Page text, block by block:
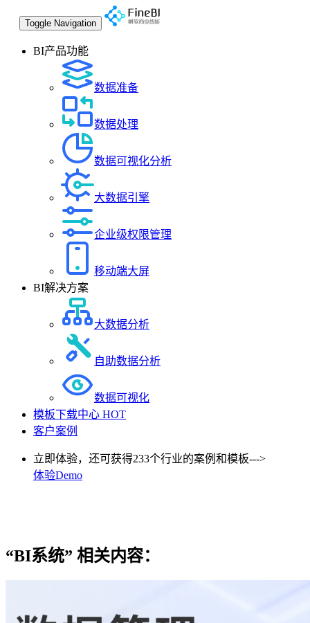
Toggle Navigation
BI产品功能
数据准备
数据处理
数据可视化分析
大数据引擎
企业级权限管理
移动端大屏
BI解决方案
大数据分析
自助数据分析
数据可视化
模板下载中心 HOT
客户案例
立即体验，还可获得233个行业的案例和模板--->
体验Demo
“BI系统” 相关内容：